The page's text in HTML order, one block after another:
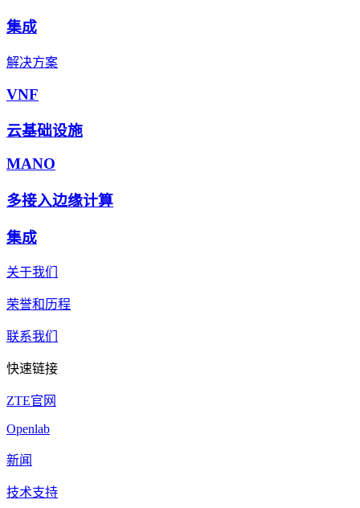
集成
解决方案
VNF
云基础设施
MANO
多接入边缘计算
集成
关于我们
荣誉和历程
联系我们
快速链接
ZTE官网
Openlab
新闻
技术支持